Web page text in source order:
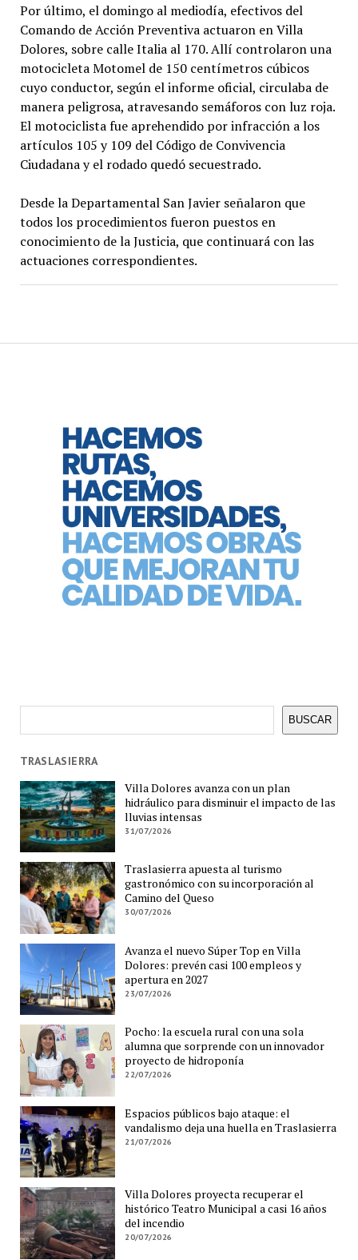
BUSCAR
TRASLASIERRA
Villa Dolores avanza con un plan
hidráulico para disminuir el impacto de las
lluvias intensas
31/07/2026
Traslasierra apuesta al turismo
gastronómico con su incorporación al
Camino del Queso
30/07/2026
Avanza el nuevo Súper Top en Villa
Dolores: prevén casi 100 empleos y
apertura en 2027
23/07/2026
Pocho: la escuela rural con una sola
alumna que sorprende con un innovador
proyecto de hidroponía
22/07/2026
Espacios públicos bajo ataque: el
vandalismo deja una huella en Traslasierra
21/07/2026
Villa Dolores proyecta recuperar el
histórico Teatro Municipal a casi 16 años
del incendio
20/07/2026
Por último, el domingo al mediodía, efectivos del
Comando de Acción Preventiva actuaron en Villa
Dolores, sobre calle Italia al 170. Allí controlaron una
motocicleta Motomel de 150 centímetros cúbicos
cuyo conductor, según el informe oficial, circulaba de
manera peligrosa, atravesando semáforos con luz roja.
El motociclista fue aprehendido por infracción a los
artículos 105 y 109 del Código de Convivencia
Ciudadana y el rodado quedó secuestrado.
Desde la Departamental San Javier señalaron que
todos los procedimientos fueron puestos en
conocimiento de la Justicia, que continuará con las
actuaciones correspondientes.